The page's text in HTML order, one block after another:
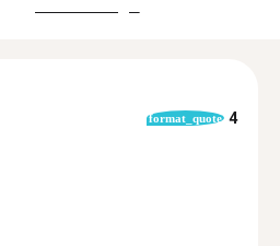
format_quote 4